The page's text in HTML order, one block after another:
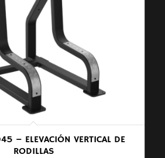
– ELEVACIÓN VERTICAL DE
RODILLAS